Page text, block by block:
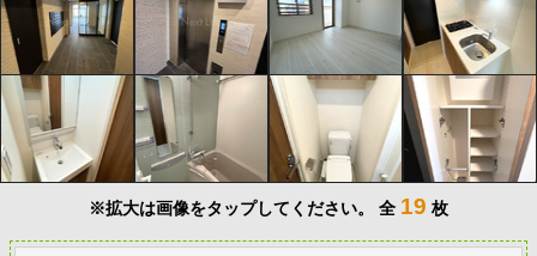
※拡大は画像をタップしてください。 全 19 枚